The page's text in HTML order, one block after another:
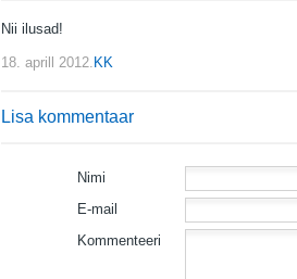
Nii ilusad!
18. aprill 2012. KK
Lisa kommentaar
Nimi
E-mail
Kommenteeri